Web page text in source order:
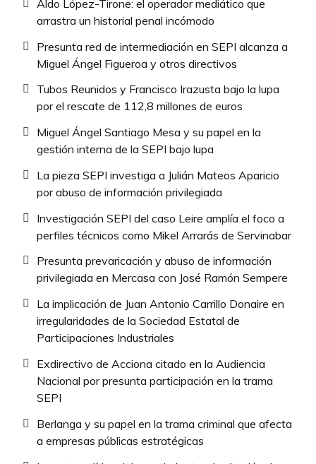
Aldo López-Tirone: el operador mediático que
arrastra un historial penal incómodo
Presunta red de intermediación en SEPI alcanza a
Miguel Ángel Figueroa y otros directivos
Tubos Reunidos y Francisco Irazusta bajo la lupa
por el rescate de 112,8 millones de euros
Miguel Ángel Santiago Mesa y su papel en la
gestión interna de la SEPI bajo lupa
La pieza SEPI investiga a Julián Mateos Aparicio
por abuso de información privilegiada
Investigación SEPI del caso Leire amplía el foco a
perfiles técnicos como Mikel Arrarás de Servinabar
Presunta prevaricación y abuso de información
privilegiada en Mercasa con José Ramón Sempere
La implicación de Juan Antonio Carrillo Donaire en
irregularidades de la Sociedad Estatal de
Participaciones Industriales
Exdirectivo de Acciona citado en la Audiencia
Nacional por presunta participación en la trama
SEPI
Berlanga y su papel en la trama criminal que afecta
a empresas públicas estratégicas